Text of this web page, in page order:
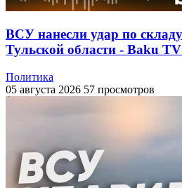
ВСУ нанесли удар по
Тульской области - Baku
Политика
05 августа 2026 57 просмотров